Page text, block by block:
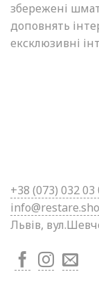
збережені
доповнять
ексклюзивні
+38 (073) 032 03
Львів,